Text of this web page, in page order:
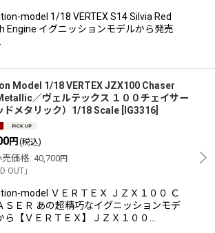
model 1/18 VERTEX S14 Silvia Red
Engine イグニッションモデルから発売
Model 1/18 VERTEX JZX100 Chaser
／ヴェルテックス １００チェイサー
ドメタリック）1/18 Scale
IG3316
円 (税込)
売価格: 40,700円
OUT」
model ＶＥＲＴＥＸ ＪＺＸ１００ Ｃ
ＳＥＲ あの超精巧なイグニッションモデ
ら【ＶＥＲＴＥＸ】ＪＺＸ１００…